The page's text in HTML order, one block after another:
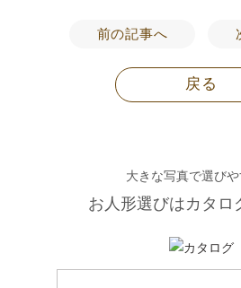
前の記事へ
戻る
大きな写真で選びや
お人形選びはカタロ